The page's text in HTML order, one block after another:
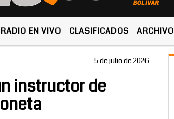
RADIO EN VIVO CLASIFICADOS ARCHIVO
5 de julio de 2026
instructor de